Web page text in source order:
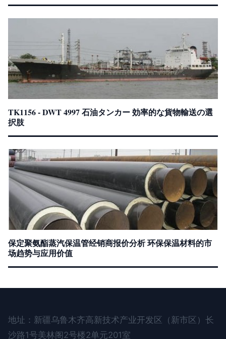
TK1156 - DWT 4997 石油タンカー 効率的な貨物輸送の選
択肢
保定聚氨酯蒸汽保温管经销商报价分析 环保保温材料的市
场趋势与应用价值
地址：新疆乌鲁木齐高新技术产业开发区（新市区）长
沙路1号美林阁2号楼2单元201室